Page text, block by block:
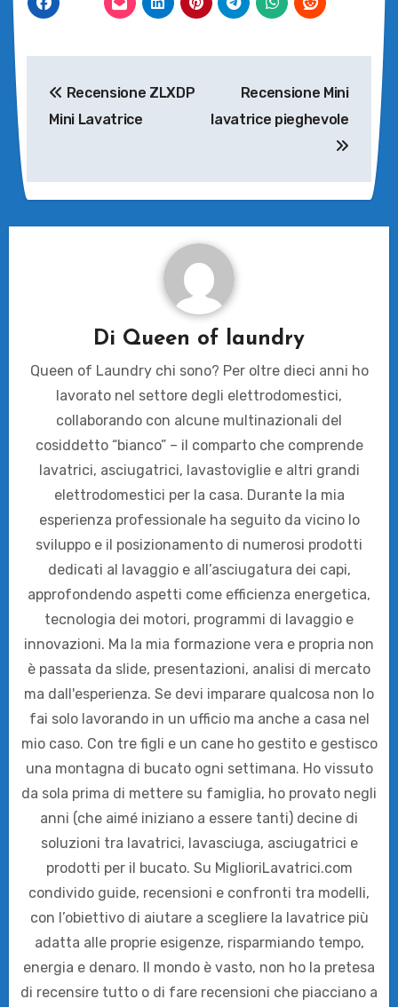
articoli
Recensione ZLXDP
Mini Lavatrice
Recensione Mini
lavatrice pieghevole
Di Queen of laundry
Queen of Laundry chi sono? Per oltre dieci anni ho
lavorato nel settore degli elettrodomestici,
collaborando con alcune multinazionali del
cosiddetto “bianco” – il comparto che comprende
lavatrici, asciugatrici, lavastoviglie e altri grandi
elettrodomestici per la casa. Durante la mia
esperienza professionale ha seguito da vicino lo
sviluppo e il posizionamento di numerosi prodotti
dedicati al lavaggio e all’asciugatura dei capi,
approfondendo aspetti come efficienza energetica,
tecnologia dei motori, programmi di lavaggio e
innovazioni. Ma la mia formazione vera e propria non
è passata da slide, presentazioni, analisi di mercato
ma dall'esperienza. Se devi imparare qualcosa non lo
fai solo lavorando in un ufficio ma anche a casa nel
mio caso. Con tre figli e un cane ho gestito e gestisco
una montagna di bucato ogni settimana. Ho vissuto
da sola prima di mettere su famiglia, ho provato negli
anni (che aimé iniziano a essere tanti) decine di
soluzioni tra lavatrici, lavasciuga, asciugatrici e
prodotti per il bucato. Su MiglioriLavatrici.com
condivido guide, recensioni e confronti tra modelli,
con l’obiettivo di aiutare a scegliere la lavatrice più
adatta alle proprie esigenze, risparmiando tempo,
energia e denaro. Il mondo è vasto, non ho la pretesa
di recensire tutto o di fare recensioni che piacciano a